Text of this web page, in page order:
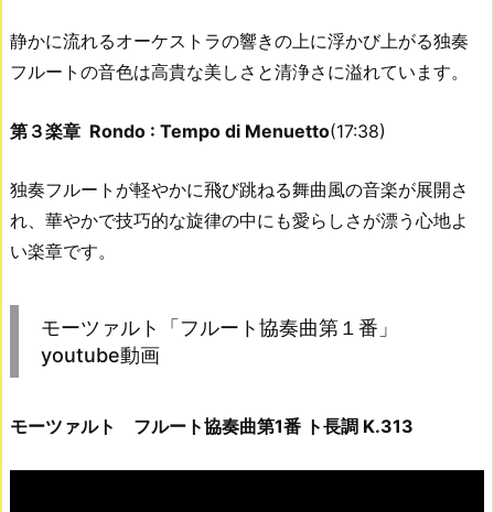
静かに流れるオーケストラの響きの上に浮かび上がる独奏
フルートの音色は高貴な美しさと清浄さに溢れています。
第３楽章 Rondo : Tempo di Menuetto(17:38)
独奏フルートが軽やかに飛び跳ねる舞曲風の音楽が展開さ
れ、華やかで技巧的な旋律の中にも愛らしさが漂う心地よ
い楽章です。
モーツァルト「フルート協奏曲第１番」
youtube動画
モーツァルト フルート協奏曲第1番 ト長調 K.313